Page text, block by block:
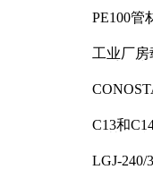
PE100管
工业厂
C13和
LGJ-240/